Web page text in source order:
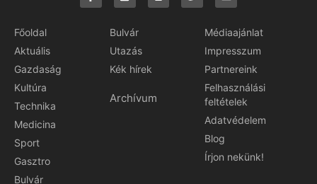
Főoldal
Aktuális
Gazdaság
Kultúra
Technika
Medicina
Sport
Gasztro
Bulvár
Bulvár
Utazás
Kék hírek
Archívum
Médiaajánlat
Impresszum
Partnereink
Felhasználási
feltételek
Adatvédelem
Blog
Írjon nekünk!